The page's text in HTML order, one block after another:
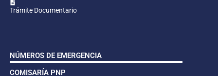
Trámite Documentario
NÚMEROS DE EMERGENCIA
COMISARÍA PNP